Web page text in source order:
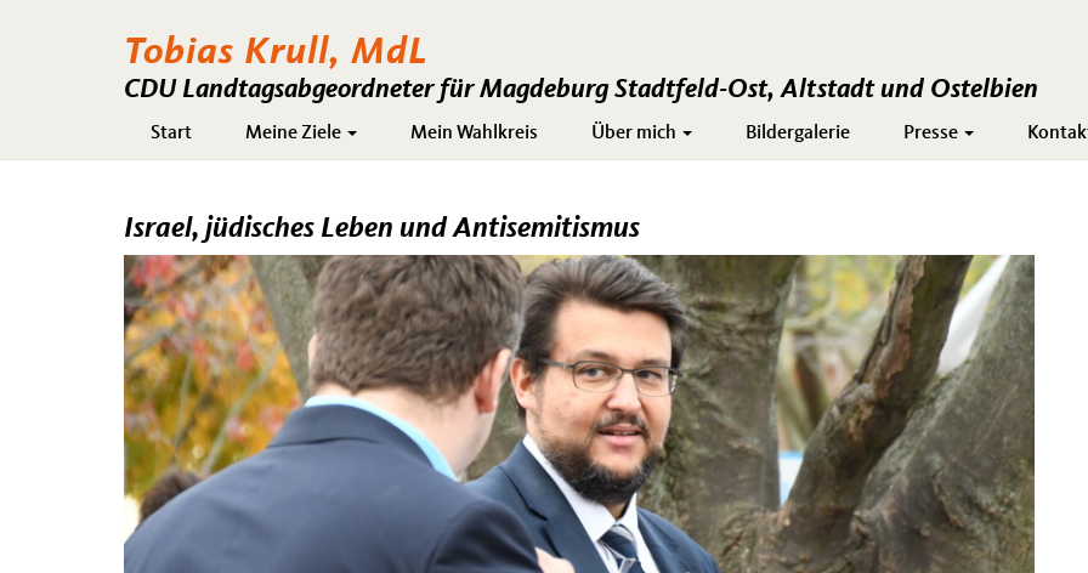
Tobias Krull, MdL
CDU Landtagsabgeordneter für Magdeburg Stadtfeld-Ost, Altstadt und Ostelbien
Hauptnavigation
Start Meine Ziele Mein Wahlkreis Über mich Bildergalerie Presse
Israel, jüdisches Leben und Antisemitismus